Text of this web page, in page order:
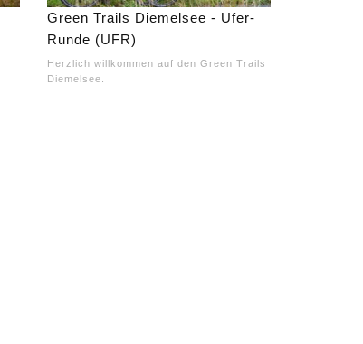
Green Trails Diemelsee - Ufer-
Runde (UFR)
Herzlich willkommen auf den Green Trails
Diemelsee.